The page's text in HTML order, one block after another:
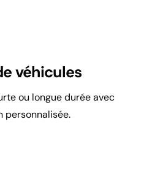
véhicules
ou longue durée avec
personnalisée.